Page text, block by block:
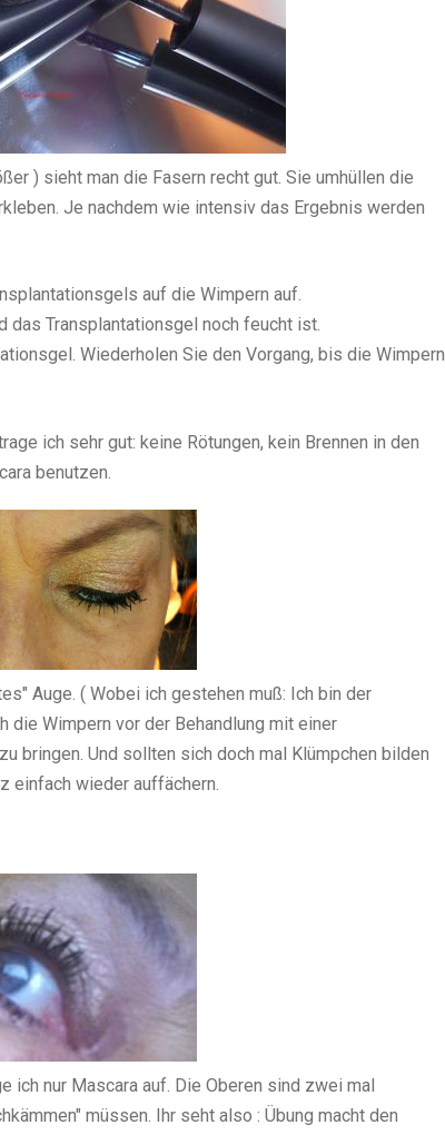
) sieht man die Fasern recht gut. Sie umhüllen die
Je nachdem wie intensiv das Ergebnis werden
auf die Wimpern auf.
das Transplantationsgel noch feucht ist.
Wiederholen Sie den Vorgang, bis die Wimpern
ich sehr gut: keine Rötungen, kein Brennen in den
benutzen.
Auge. ( Wobei ich gestehen muß: Ich bin der
Wimpern vor der Behandlung mit einer
bringen. Und sollten sich doch mal Klümpchen bilden
einfach wieder auffächern.
ich nur Mascara auf. Die Oberen sind zwei mal
müssen. Ihr seht also : Übung macht den